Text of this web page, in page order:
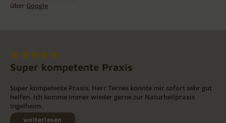
über Google
Super kompetente Praxis
Super kompetente Praxis. Herr Ternes konnte mir sofort sehr gut
helfen. Ich komme immer wieder gerne zur Naturheilpraxis
Ingelheim.
weiterlesen